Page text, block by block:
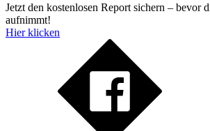
Jetzt den kostenlosen Report sichern – bevor
aufnimmt!
Hier klicken